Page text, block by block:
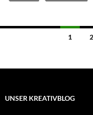
1 2
UNSER KREATIVBLOG